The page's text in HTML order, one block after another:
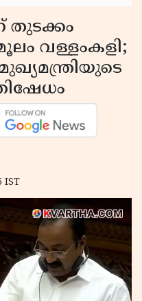
വള്ളംകളി;
IST